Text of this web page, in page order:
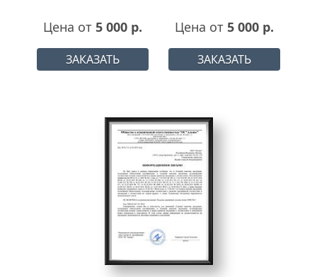
Цена от 5 000 р.
ЗАКАЗАТЬ
Цена от 5 000 р.
ЗАКАЗАТЬ